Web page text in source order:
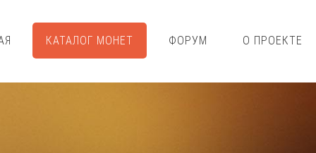
КАТАЛОГ МОНЕТ ФОРУМ О ПРОЕКТЕ